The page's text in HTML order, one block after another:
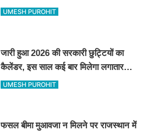
जानिए बीकानेर समेत पुरे प्रदेश में नए रेट
UMESH PUROHIT
जारी हुआ 2026 की सरकारी छुट्टियों का
कैलेंडर, इस साल कई बार मिलेगा लगातार
अवकाश, देखें
UMESH PUROHIT
फसल बीमा मुआवजा न मिलने पर राजस्थान में